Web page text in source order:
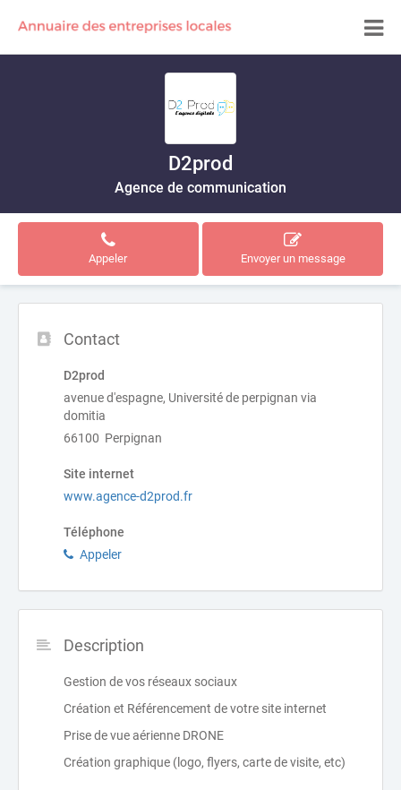
D2prod
Agence de communication
Appeler Envoyer un message
Contact
D2prod
avenue d'espagne, Université de perpignan via
domitia
66100 Perpignan
Site internet
www.agence-d2prod.fr
Téléphone
Appeler
Description
Gestion de vos réseaux sociaux
Création et Référencement de votre site internet
Prise de vue aérienne DRONE
Création graphique (logo, flyers, carte de visite, etc)